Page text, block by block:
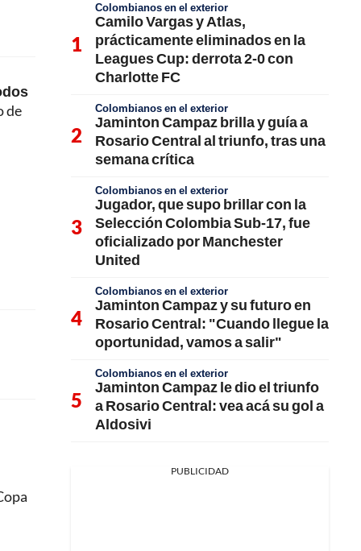
de
Colombianos en el exterior
Camilo Vargas y Atlas,
prácticamente eliminados en la
Leagues Cup: derrota 2-0 con
Charlotte FC
Colombianos en el exterior
Jaminton Campaz brilla y guía a
Rosario Central al triunfo, tras una
semana crítica
Colombianos en el exterior
Jugador, que supo brillar con la
Selección Colombia Sub-17, fue
oficializado por Manchester
United
Colombianos en el exterior
Jaminton Campaz y su futuro en
Rosario Central: "Cuando llegue la
oportunidad, vamos a salir"
Colombianos en el exterior
Jaminton Campaz le dio el triunfo
a Rosario Central: vea acá su gol a
Aldosivi
PUBLICIDAD